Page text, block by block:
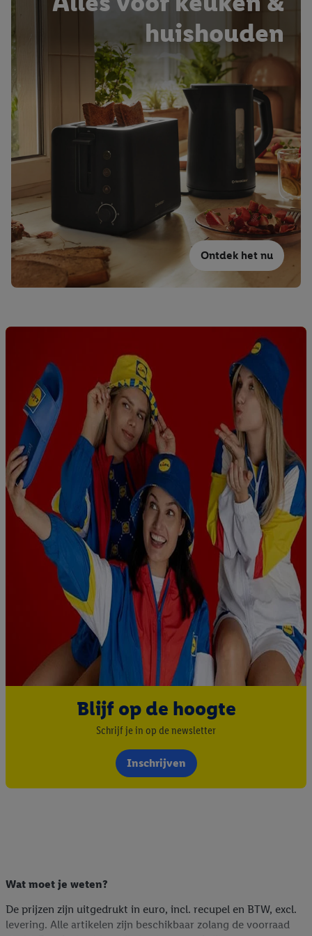
huishouden
Ontdek het nu
Blijf op de hoogte
Schrijf je in op de newsletter
Inschrijven
Wat moet je weten?
De prijzen zijn uitgedrukt in euro, incl. recupel en BTW, excl.
levering. Alle artikelen zijn beschikbaar zolang de voorraad